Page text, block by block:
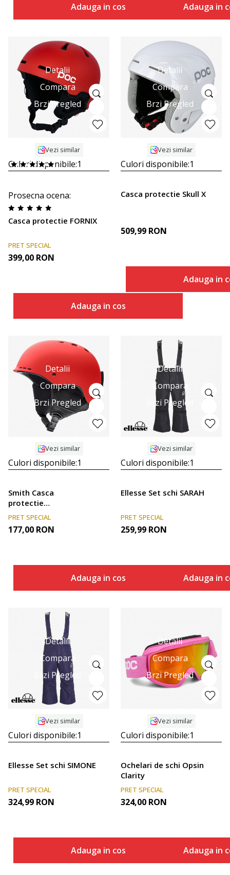
Adauga in cos Adauga in
Detalii
Compara
Brzi Pregled
Vezi similar
Culori disponibile:1
Prosecna ocena:
Casca protectie FORNIX
PRET SPECIAL
399,00 RON
Adauga in cos
Detalii
Compara
Brzi Pregled
Vezi similar
Culori disponibile:1
Casca protectie Skull X
509,99 RON
Adauga in
Detalii
Compara
Brzi Pregled
Vezi similar
Culori disponibile:1
Smith Casca
protectie
SMITH HOLT
PRET SPECIAL
177,00 RON
Adauga in cos
Detalii
Compara
Brzi Pregled
Vezi similar
Culori disponibile:1
Ellesse Set schi SARAH
PRET SPECIAL
259,99 RON
Adauga in
Detalii
Compara
Brzi Pregled
Vezi similar
Culori disponibile:1
Ellesse Set schi SIMONE
PRET SPECIAL
324,99 RON
Adauga in cos
Detalii
Compara
Brzi Pregled
Vezi similar
Culori disponibile:1
Ochelari de schi Opsin
Clarity
PRET SPECIAL
324,00 RON
Adauga in